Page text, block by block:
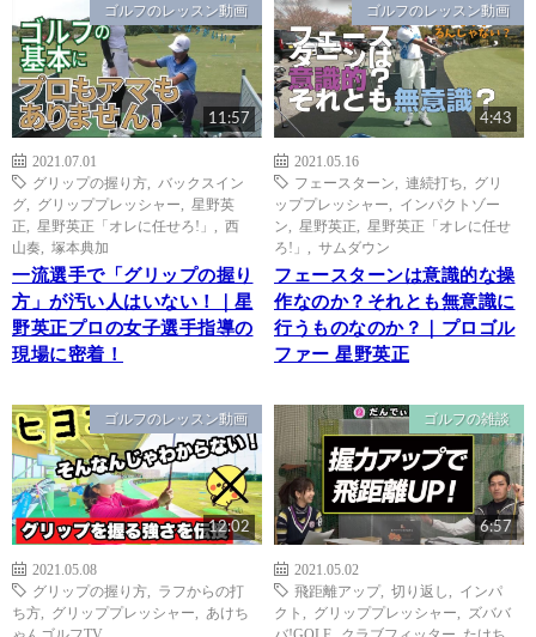
ゴルフのレッスン動画
11:57
2021.07.01
グリップの握り方
バックスイン
グ
グリッププレッシャー
星野英
正
星野英正「オレに任せろ!」
西
山奏
塚本典加
一流選手で「グリップの握り
方」が汚い人はいない！｜星
野英正プロの女子選手指導の
現場に密着！
ゴルフのレッスン動画
4:43
2021.05.16
フェースターン
連続打ち
グリ
ッププレッシャー
インパクトゾー
ン
星野英正
星野英正「オレに任せ
ろ!」
サムダウン
フェースターンは意識的な操
作なのか？それとも無意識に
行うものなのか？｜プロゴル
ファー 星野英正
ゴルフのレッスン動画
12:02
2021.05.08
グリップの握り方
ラフからの打
ち方
グリッププレッシャー
あけち
ゃんゴルフTV
ゴルフの雑談
6:57
2021.05.02
飛距離アップ, 切り返し
インパ
クト
グリッププレッシャー
ズババ
バ!GOLF, クラブフィッター たけち